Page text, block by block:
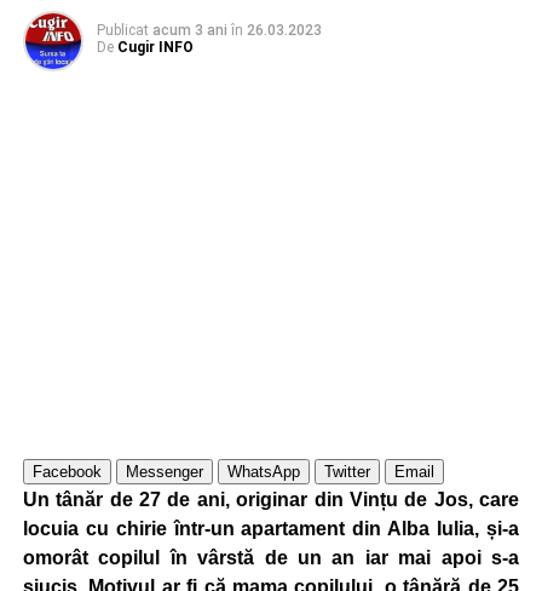
Publicat acum 3 ani în 26.03.2023
De Cugir INFO
Facebook Messenger WhatsApp Twitter Email
Un tânăr de 27 de ani, originar din Vințu de Jos, care
locuia cu chirie într-un apartament din Alba Iulia, și-a
omorât copilul în vârstă de un an iar mai apoi s-a
siucis. Motivul ar fi că mama copilului, o tânără de 25